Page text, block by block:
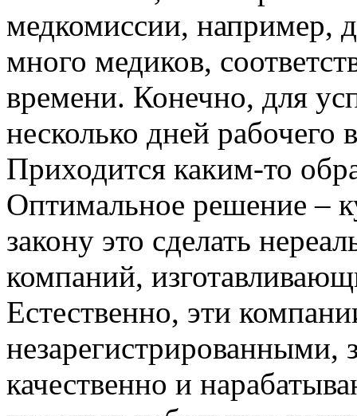
медкомиссии, например,
много медиков,
времени. Конечно, для
несколько дней
Приходится каким-то
Оптимальное решение –
закону это сделать
компаний,
Естественно, эти
незарегистрированными,
качественно и